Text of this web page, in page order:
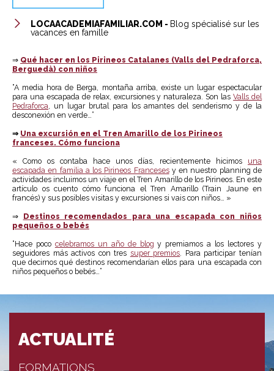
LOCAACADEMIAFAMILIAR.COM - Blog spécialisé sur les
vacances en famille
⇒ Qué hacer en los Pirineos Catalanes (Valls del Pedraforca,
Berguedà) con niños
“A media hora de Berga, montaña arriba, existe un lugar espectacular
para una escapada de relax, excursiones y naturaleza. Son lasValls del
Pedraforca, un lugar brutal para los amantes del senderismo y de la
desconexión en verde…”
⇒ Una excursión en el Tren Amarillo de los Pirineos
franceses. Cómo funciona
« Como os contaba hace unos días, recientemente hicimos una
escapada en familia a los Pirineos Francesesy en nuestro planning de
actividades incluimos un viaje en el Tren Amarillo de los Pirineos. En este
artículo os cuento cómo funciona el Tren Amarillo (Train Jaune en
francés) y sus posibles visitas y excursiones si vais con niños… »
⇒ Destinos recomendados para una escapada con niños
pequeños o bebés
“Hace poco celebramos un año de blog y premiamos a los lectores y
seguidores más activos con tres super premios. Para participar tenían
que decirnos qué destinos recomendarían ellos para una escapada con
niños pequeños o bebés…”
ACTUALITÉ
FORMATIONS